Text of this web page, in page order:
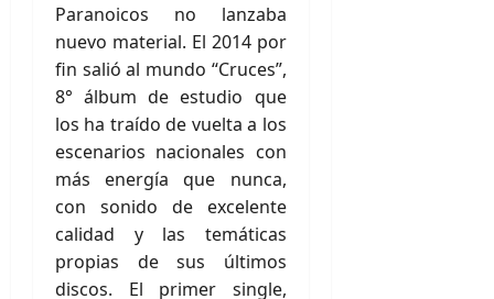
Paranoicos no lanzaba
nuevo material. El 2014 por
fin salió al mundo “Cruces”,
8° álbum de estudio que
los ha traído de vuelta a los
escenarios nacionales con
más energía que nunca,
con sonido de excelente
calidad y las temáticas
propias de sus últimos
discos. El primer single,